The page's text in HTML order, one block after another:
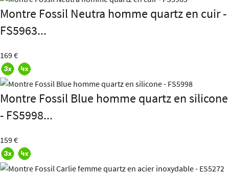
Montre Fossil Neutra homme quartz en cuir -
FS5963...
169 €
Montre Fossil Blue homme quartz en silicone
- FS5998...
159 €